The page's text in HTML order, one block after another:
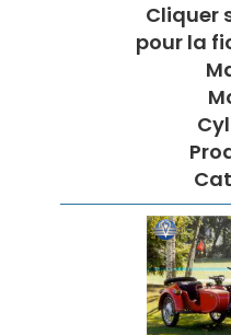
Cliquer
pour la